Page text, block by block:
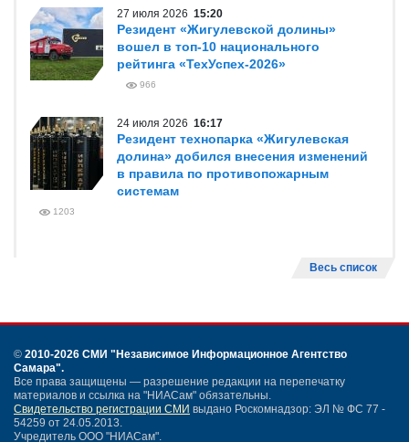
27 июля 2026 15:20
Резидент «Жигулевской долины»
вошел в топ-10 национального
рейтинга «ТехУспех-2026»
966
24 июля 2026 16:17
Резидент технопарка «Жигулевская
долина» добился внесения изменений
в правила по противопожарным
системам
1203
Весь список
© 2010-2026 СМИ "Независимое Информационное Агентство
Самара".
Все права защищены — разрешение редакции на перепечатку
материалов и ссылка на "НИАСам" обязательны.
Свидетельство регистрации СМИ выдано Роскомнадзор: ЭЛ № ФС 77 -
54259 от 24.05.2013.
Учредитель ООО "НИАСам".